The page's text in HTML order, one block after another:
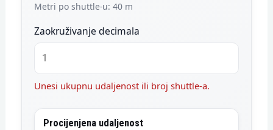
Metri po shuttle-u: 40 m
Zaokruživanje decimala
Unesi ukupnu udaljenost ili broj shuttle-a.
Procijenjena udaljenost